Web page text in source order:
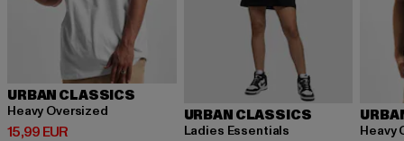
URBAN CLASSICS
Heavy Oversized
15,99 EUR
Derzeitiger Preis: 15,99 EUR
URBAN CLASSICS
Ladies Essentials
Heavy